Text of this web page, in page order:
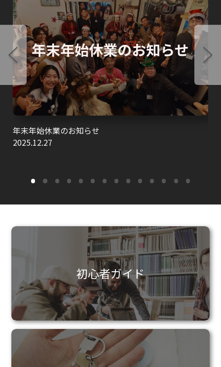
年末年始休業のお知らせ
2025.12.27
初心者ガイド